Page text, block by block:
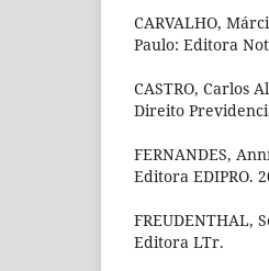
CARVALHO,
Paulo: Editora
CASTRO, Carlos
Direito
FERNANDES,
Editora EDIPRO.
FREUDENTHAL,
Editora LTr.